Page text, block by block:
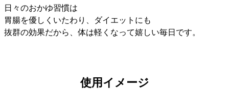
日々のおかゆ習慣は
胃腸を優しくいたわり、ダイエットにも
抜群の効果だから、体は軽くなって嬉しい毎日です。
使用イメージ